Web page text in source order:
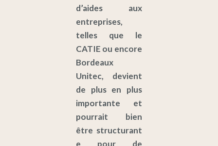
d’aides aux
entreprises,
telles que le
CATIE ou encore
Bordeaux
Unitec, devient
de plus en plus
importante et
pourrait bien
être structurant
e pour de